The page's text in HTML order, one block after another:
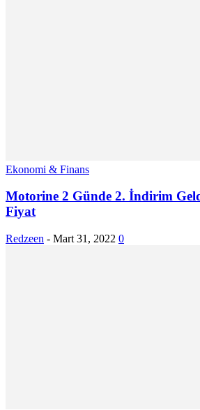
Ekonomi & Finans
Motorine 2 Günde 2. İndirim
Fiyat
Redzeen - Mart 31, 2022 0